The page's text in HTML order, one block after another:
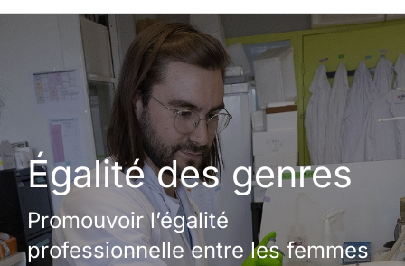
Égalité des genres
Promouvoir l’égalité
professionnelle entre les femmes